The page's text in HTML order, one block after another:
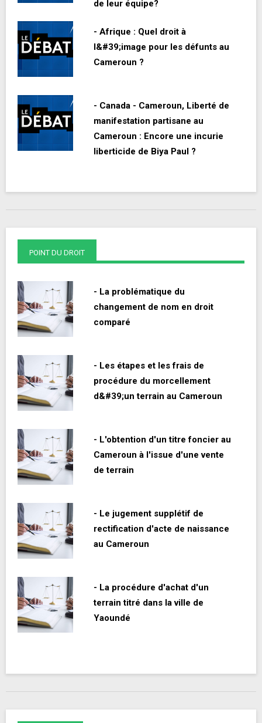
de leur équipe?
- Afrique : Quel droit à
l&#39;image pour les défunts au
Cameroun ?
- Canada - Cameroun, Liberté de
manifestation partisane au
Cameroun : Encore une incurie
liberticide de Biya Paul ?
POINT DU DROIT
- La problématique du
changement de nom en droit
comparé
- Les étapes et les frais de
procédure du morcellement
d&#39;un terrain au Cameroun
- L'obtention d'un titre foncier au
Cameroun à l'issue d'une vente
de terrain
- Le jugement supplétif de
rectification d'acte de naissance
au Cameroun
- La procédure d'achat d'un
terrain titré dans la ville de
Yaoundé